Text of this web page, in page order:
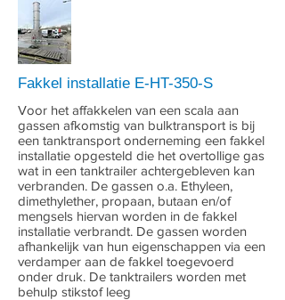
Fakkel installatie E-HT-350-S
Voor het affakkelen van een scala aan
gassen afkomstig van bulktransport is bij
een tanktransport onderneming een fakkel
installatie opgesteld die het overtollige gas
wat in een tanktrailer achtergebleven kan
verbranden. De gassen o.a. Ethyleen,
dimethylether, propaan, butaan en/of
mengsels hiervan worden in de fakkel
installatie verbrandt. De gassen worden
afhankelijk van hun eigenschappen via een
verdamper aan de fakkel toegevoerd
onder druk. De tanktrailers worden met
behulp stikstof leeg